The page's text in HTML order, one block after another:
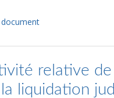
relative de
liquidation